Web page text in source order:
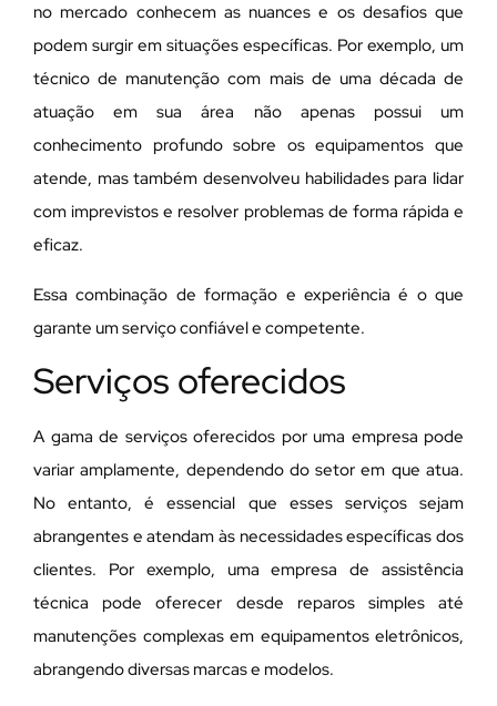
no mercado conhecem as nuances e os desafios que
podem surgir em situações específicas. Por exemplo, um
técnico de manutenção com mais de uma década de
atuação em sua área não apenas possui um
conhecimento profundo sobre os equipamentos que
atende, mas também desenvolveu habilidades para lidar
com imprevistos e resolver problemas de forma rápida e
eficaz.
Essa combinação de formação e experiência é o que
garante um serviço confiável e competente.
Serviços oferecidos
A gama de serviços oferecidos por uma empresa pode
variar amplamente, dependendo do setor em que atua.
No entanto, é essencial que esses serviços sejam
abrangentes e atendam às necessidades específicas dos
clientes. Por exemplo, uma empresa de assistência
técnica pode oferecer desde reparos simples até
manutenções complexas em equipamentos eletrônicos,
abrangendo diversas marcas e modelos.